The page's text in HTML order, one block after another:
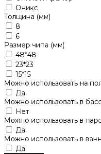
Оникс
Толщина (мм)
8
6
Размер чипа (мм)
48*48
23*23
15*15
Можно использовать на
Да
Можно использовать в
Нет
Можно использовать в
Да
Можно использовать в
Да